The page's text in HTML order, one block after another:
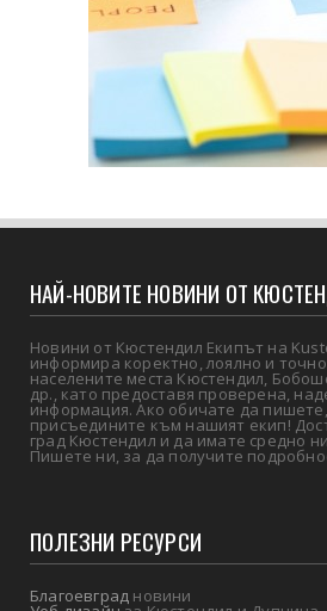
НАЙ-НОВИТЕ НОВИНИ ОТ
Новини от Кюстендил Екипът на
информира коректно, лоялно и
населените места Кюстендил,
др., като предоставя проверена,
информация. Ако обичате да
присъедините към нашият екип!
град Кюстендил и да имате средно
Пишете ни, за да получите
ПОЛЕЗНИ РЕСУРСИ
Благоевград новини